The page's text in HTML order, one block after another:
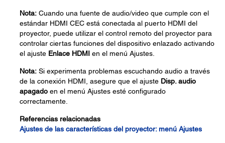
Nota: Cuando una fuente de audio/video que cumple con el
estándar HDMI CEC está conectada al puerto HDMI del
proyector, puede utilizar el control remoto del proyector para
controlar ciertas funciones del dispositivo enlazado activando
el ajuste Enlace HDMI en el menú Ajustes.
Nota: Si experimenta problemas escuchando audio a través
de la conexión HDMI, asegure que el ajuste Disp. audio
apagado en el menú Ajustes esté configurado
correctamente.
Referencias relacionadas
Ajustes de las características del proyector: menú Ajustes